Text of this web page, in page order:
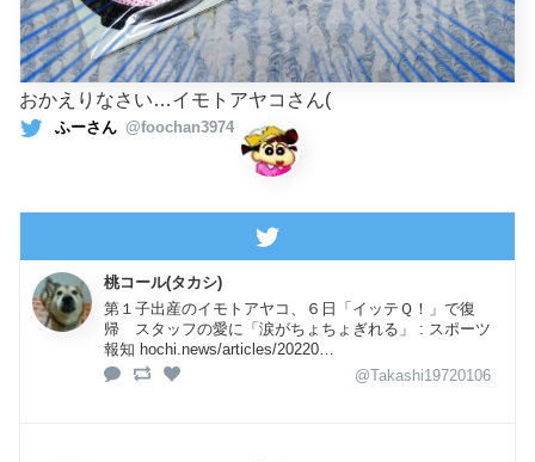
おかえりなさい…イモトアヤコさん(
ふーさん @foochan3974
桃コール(タカシ)
第１子出産のイモトアヤコ、６日「イッテＱ！」で復
帰 スタッフの愛に「涙がちょちょぎれる」 : スポーツ
報知 hochi.news/articles/20220…
@Takashi19720106